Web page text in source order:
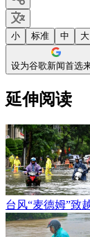
小 标准 中 大
设为谷歌新闻首选
延伸阅读
台风“麦德姆”致